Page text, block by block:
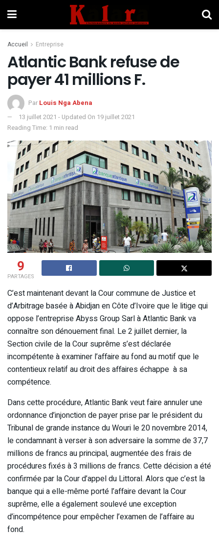
Accueil Entreprise
Atlantic Bank refuse de
payer 41 millions F.
Par Louis Nga Abena
13 juillet 2021 - Updated On 19 juillet 2021
Reading Time: 1 min read
9
PARTAGES
C’est maintenant devant la Cour commune de Justice et
d’Arbitrage basée à Abidjan en Côte d’Ivoire que le litige qui
oppose l’entreprise Abyss Group Sarl à Atlantic Bank va
connaître son dénouement final. Le 2 juillet dernier, la
Section civile de la Cour suprême s’est déclarée
incompétente à examiner l’affaire au fond au motif que le
contentieux relatif au droit des affaires échappe à sa
compétence.
Dans cette procédure, Atlantic Bank veut faire annuler une
ordonnance d’injonction de payer prise par le président du
Tribunal de grande instance du Wouri le 20 novembre 2014,
le condamnant à verser à son adversaire la somme de 37,7
millions de francs au principal, augmentée des frais de
procédures fixés à 3 millions de francs. Cette décision a été
confirmée par la Cour d’appel du Littoral. Alors que c’est la
banque qui a elle-même porté l’affaire devant la Cour
suprême, elle a également soulevé une exception
d’incompétence pour empêcher l’examen de l’affaire au
fond.